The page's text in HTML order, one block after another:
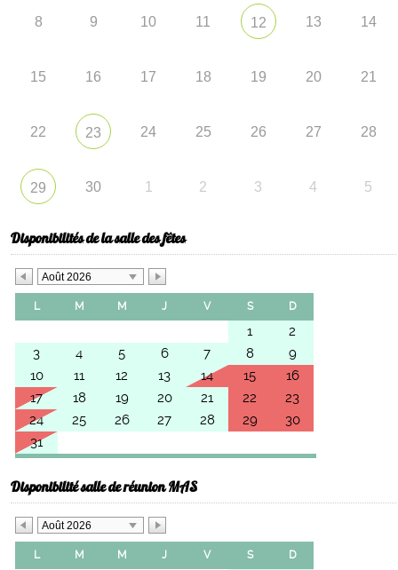
8 9 10 11 12 13 14
15 16 17 18 19 20 21
22 23 24 25 26 27 28
29 30 1 2 3 4 5
Disponibilités de la salle des fêtes
Août 2026
L M M J V S D
1
2
3
4 5 6 7 8
9
10
11 12 13 14 15
16
17
18 19 20 21 22
23
24
25 26 27 28 29
30
31
Disponibilité salle de réunion MAS
Août 2026
L M M J V S D